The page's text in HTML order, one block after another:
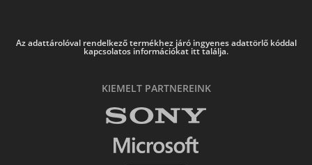
Az adattárolóval rendelkező termékhez járó ingyenes adattörlő kóddal
kapcsolatos információkat itt találja.
KIEMELT PARTNEREINK